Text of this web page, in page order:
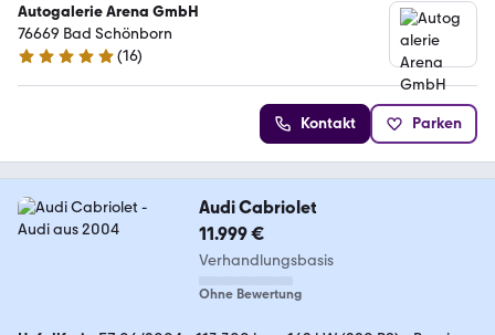
Autogalerie Arena GmbH
76669 Bad Schönborn
4.8 Sterne
(16)
Kontakt Parken
Audi Cabriolet
11.999 €
Verhandlungsbasis
Ohne Bewertung